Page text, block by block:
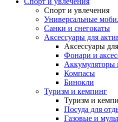
Спорт и увлечения
Универсальные
Санки и снегокаты
Аксессуары для
Аксессуары
Фонари и
Аккумуляторы
Компасы
Бинокли
Туризм и кемпинг
Туризм и
Посуда для
Газовые и